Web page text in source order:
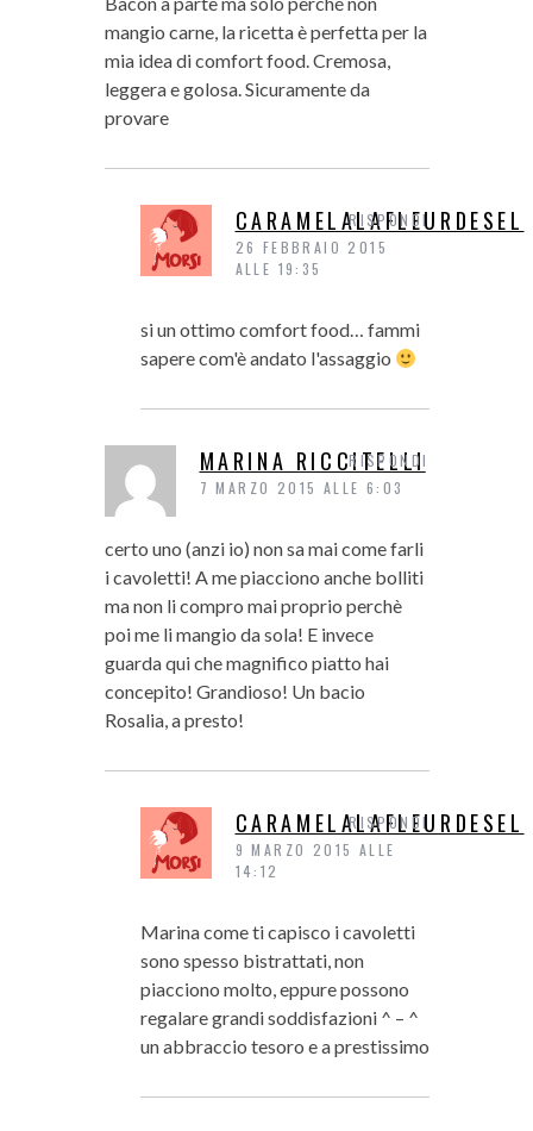
mangio carne, la ricetta è perfetta per la
mia idea di comfort food. Cremosa,
leggera e golosa. Sicuramente da
provare
CARAMELALAFLEURDESEL
26 FEBBRAIO 2015
ALLE 19:35
si un ottimo comfort food… fammi
sapere com'è andato l'assaggio
RISPONDI
MARINA RICCITELLI
7 MARZO 2015 ALLE 6:03
certo uno (anzi io) non sa mai come farli
i cavoletti! A me piacciono anche bolliti
ma non li compro mai proprio perchè
poi me li mangio da sola! E invece
guarda qui che magnifico piatto hai
concepito! Grandioso! Un bacio
Rosalia, a presto!
RISPONDI
CARAMELALAFLEURDESEL
9 MARZO 2015 ALLE
14:12
Marina come ti capisco i cavoletti
sono spesso bistrattati, non
piacciono molto, eppure possono
regalare grandi soddisfazioni ^ – ^
un abbraccio tesoro e a prestissimo
RISPONDI